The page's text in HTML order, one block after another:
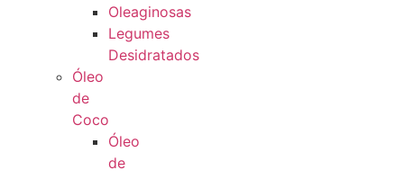
Oleaginosas
Legumes
Desidratados
Óleo
de
Coco
Óleo
de